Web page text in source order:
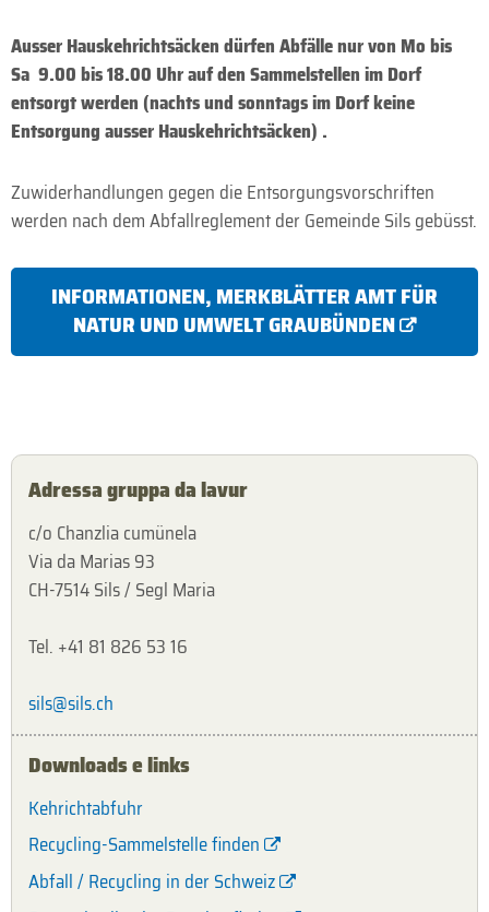
Ausser Hauskehrichtsäcken dürfen Abfälle nur von Mo bis
Sa 9.00 bis 18.00 Uhr auf den Sammelstellen im Dorf
entsorgt werden (nachts und sonntags im Dorf keine
Entsorgung ausser Hauskehrichtsäcken) .
Zuwiderhandlungen gegen die Entsorgungsvorschriften
werden nach dem Abfallreglement der Gemeinde Sils gebüsst.
INFORMATIONEN, MERKBLÄTTER AMT FÜR
NATUR UND UMWELT GRAUBÜNDEN
Adressa gruppa da lavur
c/o Chanzlia cumünela
Via da Marias 93
CH-7514 Sils / Segl Maria
Tel. +41 81 826 53 16
sils@sils.ch
Downloads e links
Kehrichtabfuhr
Recycling-Sammelstelle finden
Abfall / Recycling in der Schweiz